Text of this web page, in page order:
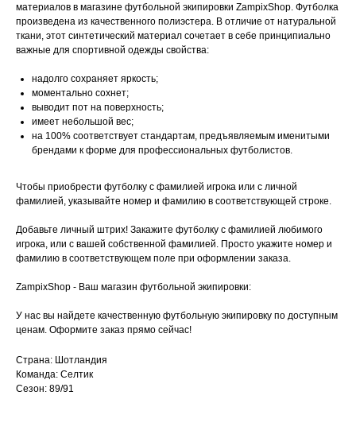
материалов в магазине футбольной экипировки ZampixShop. Футболка
произведена из качественного полиэстера. В отличие от натуральной
ткани, этот синтетический материал сочетает в себе принципиально
важные для спортивной одежды свойства:
надолго сохраняет яркость;
моментально сохнет;
выводит пот на поверхность;
имеет небольшой вес;
на 100% соответствует стандартам, предъявляемым именитыми
брендами к форме для профессиональных футболистов.
Чтобы приобрести футболку с фамилией игрока или с личной
фамилией, указывайте номер и фамилию в соответствующей строке.
Добавьте личный штрих! Закажите футболку с фамилией любимого
игрока, или с вашей собственной фамилией. Просто укажите номер и
фамилию в соответствующем поле при оформлении заказа.
ZampixShop - Ваш магазин футбольной экипировки:
У нас вы найдете качественную футбольную экипировку по доступным
ценам. Оформите заказ прямо сейчас!
Страна: Шотландия
Команда: Селтик
Сезон: 89/91